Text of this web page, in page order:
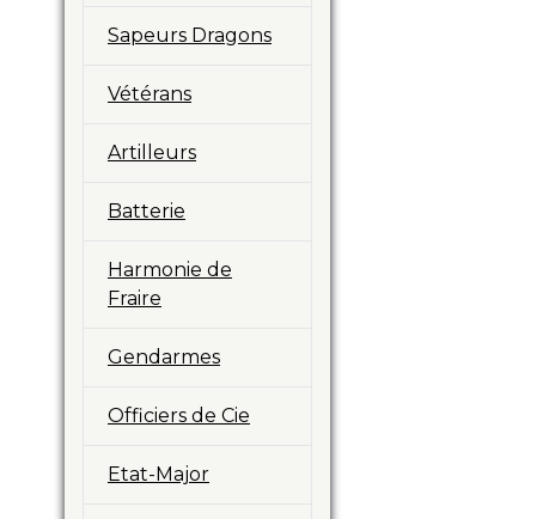
Sapeurs Dragons
Vétérans
Artilleurs
Batterie
Harmonie de
Fraire
Gendarmes
Officiers de Cie
Etat-Major